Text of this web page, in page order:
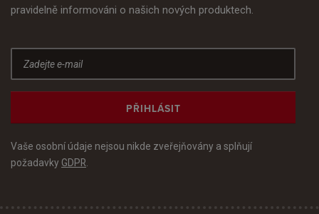
pravidelně informováni o našich nových produktech.
PŘIHLÁSIT
Vaše osobní údaje nejsou nikde zveřejňovány a splňují
požadavky GDPR